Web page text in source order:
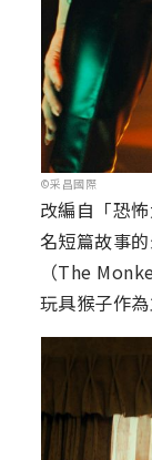
©采昌國際
改編自「恐
名短篇故事
（The
玩具猴子作為